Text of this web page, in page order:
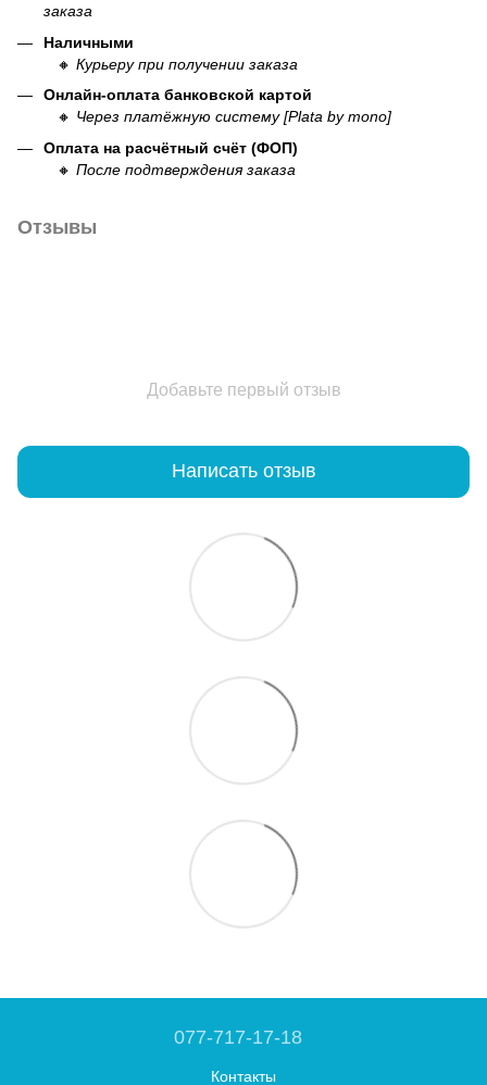
заказа
Наличными
🔸 Курьеру при получении заказа
Онлайн-оплата банковской картой
🔸 Через платёжную систему [Plata by mono]
Оплата на расчётный счёт (ФОП)
🔸 После подтверждения заказа
Отзывы
Добавьте первый отзыв
Написать отзыв
077-717-17-18
Контакты